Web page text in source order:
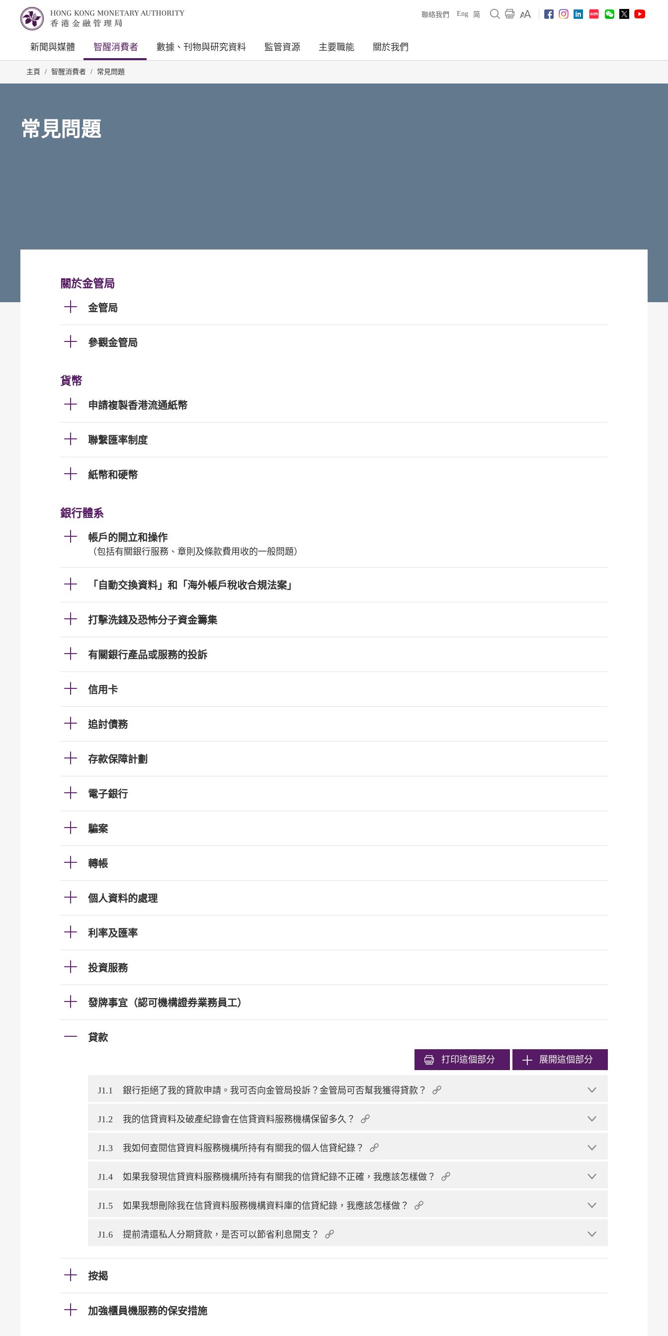
聯絡我們 Eng 简
新聞與媒體 智醒消費者 數據、刊物與研究資料 監管資源 主要職能 關於我們
主頁 / 智醒消費者 / 常見問題
常見問題
關於金管局
金管局
參觀金管局
貨幣
申請複製香港流通紙幣
聯繫匯率制度
紙幣和硬幣
銀行體系
帳戶的開立和操作
（包括有關銀行服務、章則及條款費用收的一般問題）
「自動交換資料」和「海外帳戶稅收合規法案」
打擊洗錢及恐怖分子資金籌集
有關銀行產品或服務的投訴
信用卡
追討債務
存款保障計劃
電子銀行
騙案
轉帳
個人資料的處理
利率及匯率
投資服務
發牌事宜（認可機構證券業務員工）
貸款
打印這個部分 展開這個部分
J1.1 銀行拒絕了我的貸款申請。我可否向金管局投訴？金管局可否幫我獲得貸款？
J1.2 我的信貸資料及破產紀錄會在信貸資料服務機構保留多久？
J1.3 我如何查閱信貸資料服務機構所持有有關我的個人信貸紀錄？
J1.4 如果我發現信貸資料服務機構所持有有關我的信貸紀錄不正確，我應該怎樣做？
J1.5 如果我想刪除我在信貸資料服務機構資料庫的信貸紀錄，我應該怎樣做？
J1.6 提前清還私人分期貸款，是否可以節省利息開支？
按揭
加強櫃員機服務的保安措施